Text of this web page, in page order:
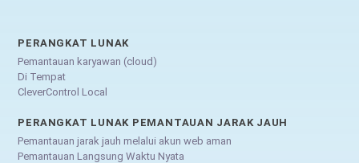
PERANGKAT LUNAK
Pemantauan karyawan (cloud)
Di Tempat
CleverControl Local
PERANGKAT LUNAK PEMANTAUAN JARAK JAUH
Pemantauan jarak jauh melalui akun web aman
Pemantauan Langsung Waktu Nyata